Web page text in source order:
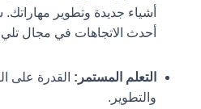
أشياء جديدة وتطوير
أحدث الاتجاهات في مجال
التعلم المستمر: القدرة على
والتطوير.